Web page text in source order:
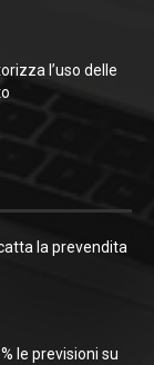
l’uso delle
la prevendita
le previsioni su